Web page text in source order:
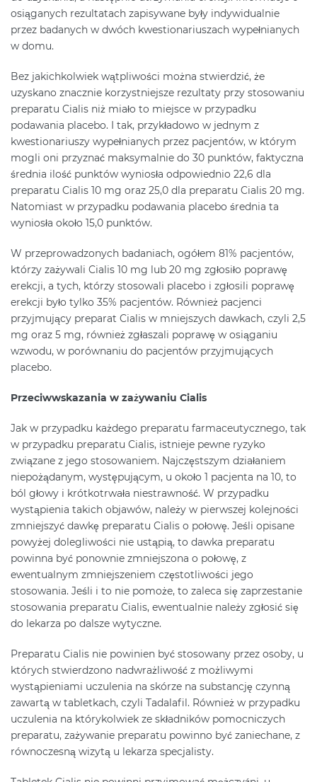
osiąganych rezultatach zapisywane były indywidualnie
przez badanych w dwóch kwestionariuszach wypełnianych
w domu.
Bez jakichkolwiek wątpliwości można stwierdzić, że
uzyskano znacznie korzystniejsze rezultaty przy stosowaniu
preparatu Cialis niż miało to miejsce w przypadku
podawania placebo. I tak, przykładowo w jednym z
kwestionariuszy wypełnianych przez pacjentów, w którym
mogli oni przyznać maksymalnie do 30 punktów, faktyczna
średnia ilość punktów wyniosła odpowiednio 22,6 dla
preparatu Cialis 10 mg oraz 25,0 dla preparatu Cialis 20 mg.
Natomiast w przypadku podawania placebo średnia ta
wyniosła około 15,0 punktów.
W przeprowadzonych badaniach, ogółem 81% pacjentów,
którzy zażywali Cialis 10 mg lub 20 mg zgłosiło poprawę
erekcji, a tych, którzy stosowali placebo i zgłosili poprawę
erekcji było tylko 35% pacjentów. Również pacjenci
przyjmujący preparat Cialis w mniejszych dawkach, czyli 2,5
mg oraz 5 mg, również zgłaszali poprawę w osiąganiu
wzwodu, w porównaniu do pacjentów przyjmujących
placebo.
Przeciwwskazania w zażywaniu Cialis
Jak w przypadku każdego preparatu farmaceutycznego, tak
w przypadku preparatu Cialis, istnieje pewne ryzyko
związane z jego stosowaniem. Najczęstszym działaniem
niepożądanym, występującym, u około 1 pacjenta na 10, to
ból głowy i krótkotrwała niestrawność. W przypadku
wystąpienia takich objawów, należy w pierwszej kolejności
zmniejszyć dawkę preparatu Cialis o połowę. Jeśli opisane
powyżej dolegliwości nie ustąpią, to dawka preparatu
powinna być ponownie zmniejszona o połowę, z
ewentualnym zmniejszeniem częstotliwości jego
stosowania. Jeśli i to nie pomoże, to zaleca się zaprzestanie
stosowania preparatu Cialis, ewentualnie należy zgłosić się
do lekarza po dalsze wytyczne.
Preparatu Cialis nie powinien być stosowany przez osoby, u
których stwierdzono nadwrażliwość z możliwymi
wystąpieniami uczulenia na skórze na substancję czynną
zawartą w tabletkach, czyli Tadalafil. Również w przypadku
uczulenia na którykolwiek ze składników pomocniczych
preparatu, zażywanie preparatu powinno być zaniechane, z
równoczesną wizytą u lekarza specjalisty.